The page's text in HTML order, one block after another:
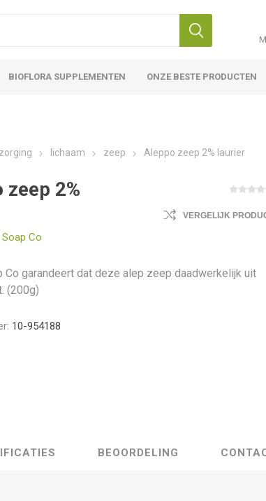
BIOFLORA SUPPLEMENTEN ONZE BESTE PRODUCTEN
lichaam zeep Aleppo zeep 2% laurier
2%
Co
VERGELIJK
Co garandeert dat deze alep zeep daadwerkelijk uit
(200g)
10-954188
BEOORDELING